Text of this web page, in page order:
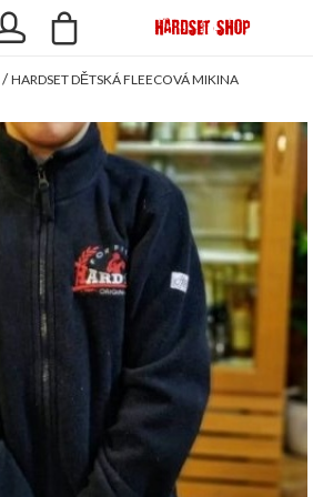
/HARDSET DĚTSKÁ FLEECOVÁ MIKINA